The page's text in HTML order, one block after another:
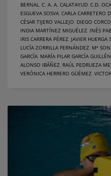
BERNAL C. A. A. CALATAYUD C.D.
ESGUEVA SOSVA CARLA CARRETERO
CÉSAR TIJERO VALLEJO DIEGO
INDIA MARTÍNEZ MIGUÉLEZ INÉS
IRIS CARRERA PÉREZ JAVIER HUERGA
LUCÍA ZORRILLA FERNÁNDEZ Mª
GARCÍA MARÍA PILAR GARCÍA GUILLÉN
ALONSO IBÁÑEZ RAÚL PEDRUEZA
VERÓNICA HERRERO GÜÉMEZ